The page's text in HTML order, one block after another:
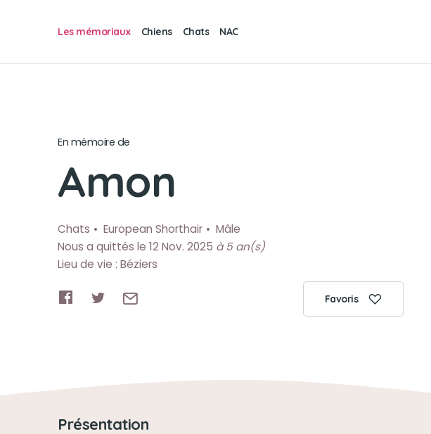
Les mémoriaux Chiens Chats NAC
En mémoire de
Amon
Chats European Shorthair
Mâle
Nous a quittés le 12 Nov. 2025 à 5 an(s)
Lieu de vie : Béziers
Favoris
Présentation